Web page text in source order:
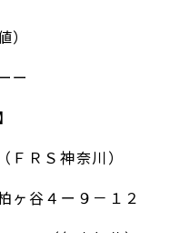
ー
ＲＳ神奈川）
ヶ谷４ー９－１２